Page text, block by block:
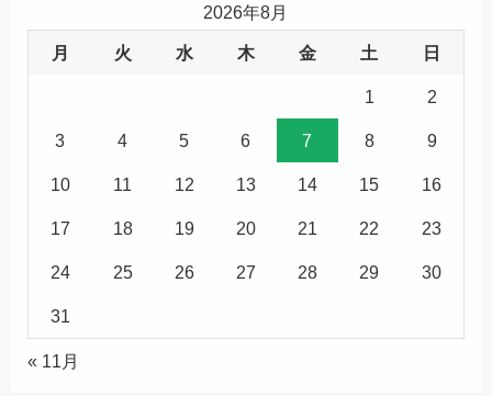
2026年8月
月 火 水 木 金 土 日
1 2
3 4 5 6 7 8 9
10 11 12 13 14 15 16
17 18 19 20 21 22 23
24 25 26 27 28 29 30
31
« 11月